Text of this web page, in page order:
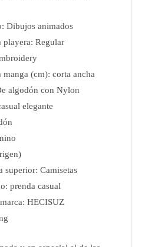
Dibujos animados
playera: Regular
(cm): corta ancha
algodón con Nylon
elegante
superior: Camisetas
prenda casual
HECISUZ